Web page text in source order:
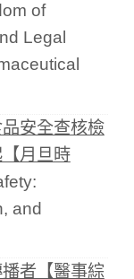
of
Legal
安全查核檢
月旦時
and
者【醫事綜